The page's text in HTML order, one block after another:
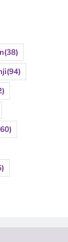
(38)
(94)